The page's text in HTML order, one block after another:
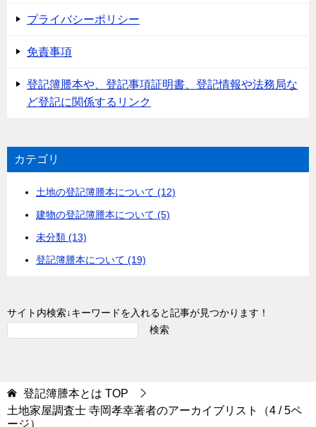
プライバシーポリシー
免責事項
登記簿謄本や、登記事項証明書、登記情報や法務局な
ど登記に関係するリンク
カテゴリ
土地の登記簿謄本について (12)
建物の登記簿謄本について (5)
未分類 (13)
登記簿謄本について (19)
サイト内検索↓キーワードを入れると記事が見つかります！
検索
登記簿謄本とは TOP
土地家屋調査士 寺岡孝幸著者のアーカイブリスト（4 / 5ペ
ージ）